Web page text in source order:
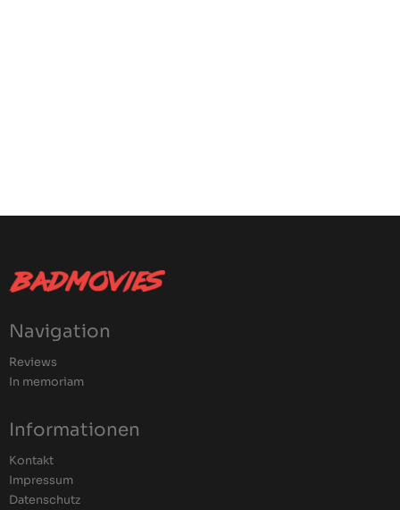
Navigation
Reviews
In memoriam
Informationen
Kontakt
Impressum
Datenschutz